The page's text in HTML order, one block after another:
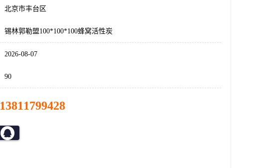
北京市丰台区
锡林郭勒盟100*100*100蜂窝活性炭
2026-08-07
90
13811799428